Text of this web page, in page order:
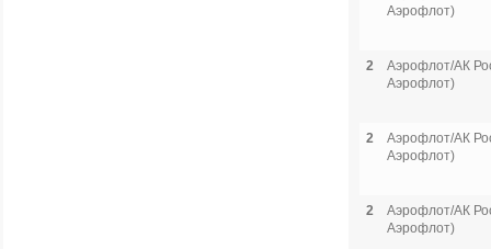
Аэрофлот)
2
Аэрофлот/АК
Аэрофлот)
2
Аэрофлот/АК
Аэрофлот)
2
Аэрофлот/АК
Аэрофлот)